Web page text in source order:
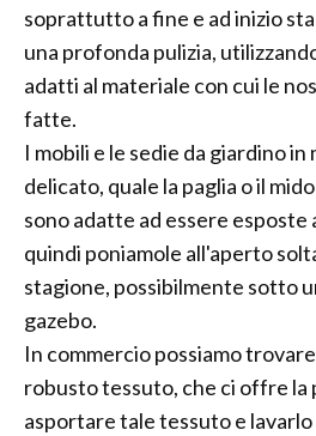
soprattutto a fine e ad inizio
una profonda pulizia,
adatti al materiale con cui le
fatte.
I mobili e le sedie da giardino in
delicato, quale la paglia o il
sono adatte ad essere
quindi poniamole all'aperto
stagione, possibilmente sotto
gazebo.
In commercio possiamo
robusto tessuto, che ci offre la
asportare tale tessuto e